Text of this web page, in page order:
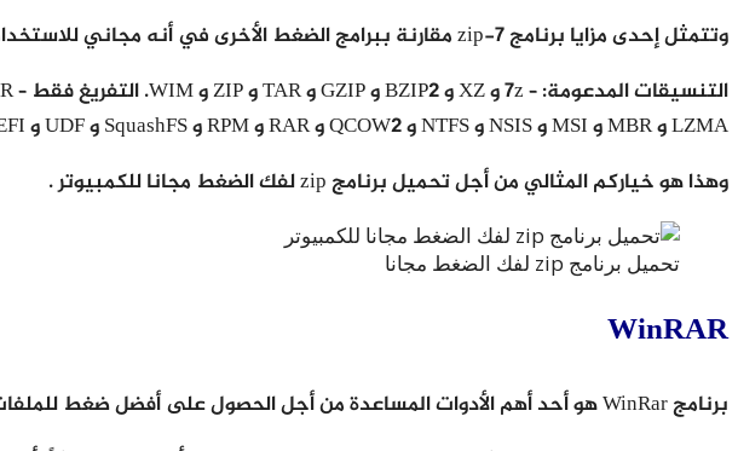
وتتمثل إحدى مزايا برنامج 7-zip مقارنة ببرامج الضغط الأخرى في أنه مجاني للاستخدام.
LZMA و MBR و MSI و NSIS و NTFS و QCOW2 و RAR و RPM و SquashFS و UDF و UEFI و VDI و VHD و VMDK و WIM و XAR و Z.
وهذا هو خياركم المثالي من أجل تحميل برنامج zip لفك الضغط مجانا للكمبيوتر .
تحميل برنامج zip لفك الضغط مجانا
WinRAR
برنامج WinRar هو أحد أهم الأدوات المساعدة من أجل الحصول على أفضل ضغط للملفات أو فك ضغطها.